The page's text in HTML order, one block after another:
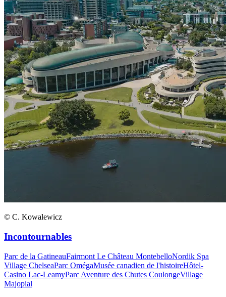
© C. Kowalewicz
Incontournables
Parc de la GatineauFairmont Le Château MontebelloNordik Spa
Village ChelseaParc OmégaMusée canadien de l'histoireHôtel-
Casino Lac-LeamyParc Aventure des Chutes CoulongeVillage
Majopial